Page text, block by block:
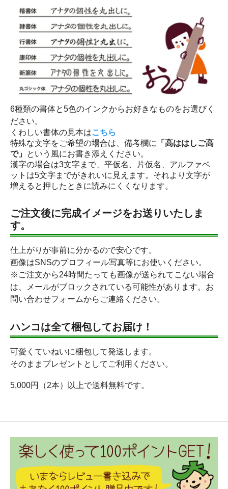
6種類の書体と5色のインクからお好きなものをお選びく
ださい。
くわしい書体の見本はこちら
特殊な文字をご希望の場合は、備考欄に
「高ははしご高
で」 という風にお書き添えください。
漢字の場合は3文字まで、平仮名、片仮名、アルファベ
ットは5文字までがきれいに見えます。それより文字が
増えると押したときに読みにくくなります。
ご注文後に完成イメージをお送りいたしま
す。
仕上がりが事前に分かるので安心です。
画像はSNSのプロフィール写真等にお使いください。
※ご注文から24時間たっても画像が送られてこない場合
は、メールがブロックされている可能性があります。お
問い合わせフォームからご連絡ください。
ハンコは全て梱包してお届け！
可愛くていねいに梱包して発送します。
そのままプレゼントとしてご利用ください。
5,000円（2本）以上で送料無料です。